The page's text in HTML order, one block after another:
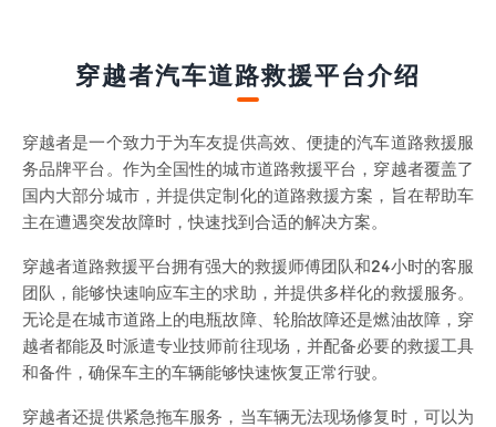
穿越者汽车道路救援平台介绍
穿越者是一个致力于为车友提供高效、便捷的汽车道路救援服
务品牌平台。作为全国性的城市道路救援平台，穿越者覆盖了
国内大部分城市，并提供定制化的道路救援方案，旨在帮助车
主在遭遇突发故障时，快速找到合适的解决方案。
穿越者道路救援平台拥有强大的救援师傅团队和24小时的客服
团队，能够快速响应车主的求助，并提供多样化的救援服务。
无论是在城市道路上的电瓶故障、轮胎故障还是燃油故障，穿
越者都能及时派遣专业技师前往现场，并配备必要的救援工具
和备件，确保车主的车辆能够快速恢复正常行驶。
穿越者还提供紧急拖车服务，当车辆无法现场修复时，可以为